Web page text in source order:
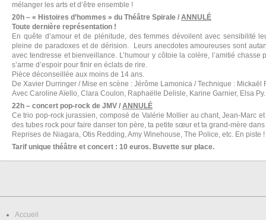
mélanger les arts et d’être ensemble !
20h – « Histoires d’hommes » du Théâtre Spirale / ANNULÉ
Toute dernière représentation !
En quête d’amour et de plénitude, des femmes dévoilent avec sensibilité
pleine de paradoxes et de dérision. Leurs anecdotes amoureuses sont
avec tendresse et bienveillance. L’humour y côtoie la colère, l’amitié
s’arme d’espoir pour finir en éclats de rire.
Pièce déconseillée aux moins de 14 ans.
De Xavier Durringer / Mise en scène : Jérôme Lamonica / Technique : Mickaël
Avec Caroline Aïello, Clara Coulon, Raphaëlle Delisle, Karine Garnier, Elsa Py.
22h – concert pop-rock de JMV / ANNULÉ
Ce trio pop-rock jurassien, composé de Valérie Mollier au chant, Jean-Marc
des tubes rock pour faire danser ton père, ta petite sœur et ta grand-mère
Reprises de Niagara, Otis Redding, Amy Winehouse, The Police, etc. En piste !
Tarif unique théâtre et concert : 10 euros. Buvette sur place.
Accueil